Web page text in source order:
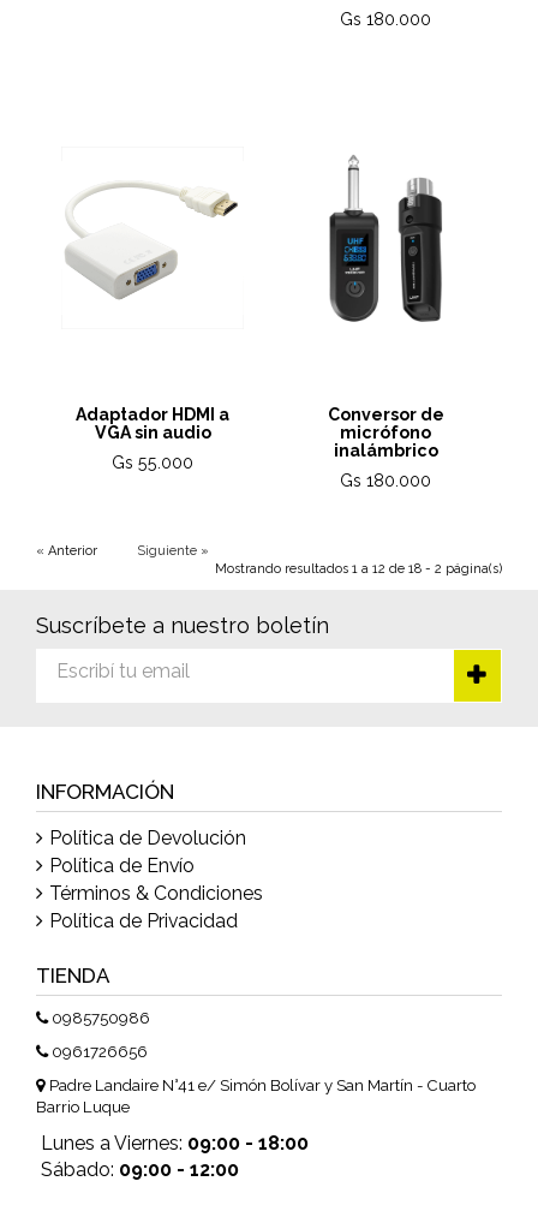
Gs 180.000
Adaptador HDMI a
VGA sin audio
Gs 55.000
Conversor de
micrófono
inalámbrico
Gs 180.000
« Anterior
Siguiente »
Mostrando resultados 1 a 12 de 18 - 2 página(s)
Suscríbete a nuestro boletín
INFORMACIÓN
Política de Devolución
Política de Envío
Términos & Condiciones
Política de Privacidad
TIENDA
0985750986
0961726656
Padre Landaire N°41 e/ Simón Bolívar y San Martín - Cuarto
Barrio Luque
Lunes a Viernes: 09:00 - 18:00
Sábado: 09:00 - 12:00